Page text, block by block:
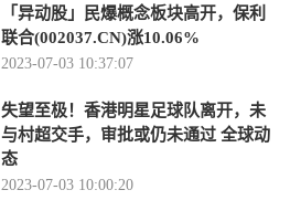
「异动股」民爆概念板块高开，保利
联合(002037.CN)涨10.06%
2023-07-03 10:37:07
失望至极！香港明星足球队离开，未
与村超交手，审批或仍未通过 全球动
态
2023-07-03 10:00:20